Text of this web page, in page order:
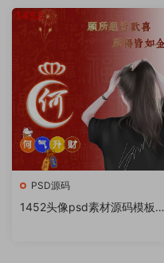
作教程软件
PSD源码
1452头像psd素材源码模板源